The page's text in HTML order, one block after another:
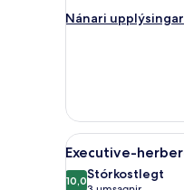
Nánari upplýsingar
Nánari
Skoða
allar
myndir
11
Executive-
10,010,0 af 10
Stórkostlegt